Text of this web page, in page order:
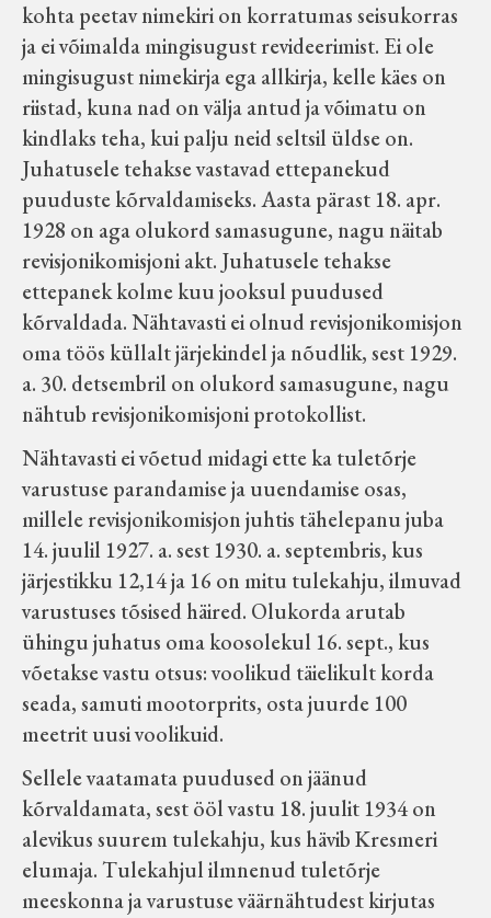
kohta peetav nimekiri on korratumas seisukorras
ja ei võimalda mingisugust revideerimist. Ei ole
mingisugust nimekirja ega allkirja, kelle käes on
riistad, kuna nad on välja antud ja võimatu on
kindlaks teha, kui palju neid seltsil üldse on.
Juhatusele tehakse vastavad ettepanekud
puuduste kõrvaldamiseks. Aasta pärast 18. apr.
1928 on aga olukord samasugune, nagu näitab
revisjonikomisjoni akt. Juhatusele tehakse
ettepanek kolme kuu jooksul puudused
kõrvaldada. Nähtavasti ei olnud revisjonikomisjon
oma töös küllalt järjekindel ja nõudlik, sest 1929.
a. 30. detsembril on olukord samasugune, nagu
nähtub revisjonikomisjoni protokollist.
Nähtavasti ei võetud midagi ette ka tuletõrje
varustuse parandamise ja uuendamise osas,
millele revisjonikomisjon juhtis tähelepanu juba
14. juulil 1927. a. sest 1930. a. septembris, kus
järjestikku 12,14 ja 16 on mitu tulekahju, ilmuvad
varustuses tõsised häired. Olukorda arutab
ühingu juhatus oma koosolekul 16. sept., kus
võetakse vastu otsus: voolikud täielikult korda
seada, samuti mootorprits, osta juurde 100
meetrit uusi voolikuid.
Sellele vaatamata puudused on jäänud
kõrvaldamata, sest ööl vastu 18. juulit 1934 on
alevikus suurem tulekahju, kus hävib Kresmeri
elumaja. Tulekahjul ilmnenud tuletõrje
meeskonna ja varustuse väärnähtudest kirjutas